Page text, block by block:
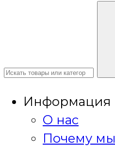
Информация
О нас
Почему мы